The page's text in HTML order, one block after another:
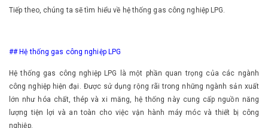
Tiếp theo, chúng ta sẽ tìm hiểu về hệ thống gas công nghiệp LPG.
## Hệ thống gas công nghiệp LPG
Hệ thống gas công nghiệp LPG là một phần quan trọng của các ngành
công nghiệp hiện đại. Được sử dụng rộng rãi trong những ngành sản xuất
lớn như hóa chất, thép và xi măng, hệ thống này cung cấp nguồn năng
lượng tiện lợi và an toàn cho việc vận hành máy móc và thiết bị công
nghiệp.